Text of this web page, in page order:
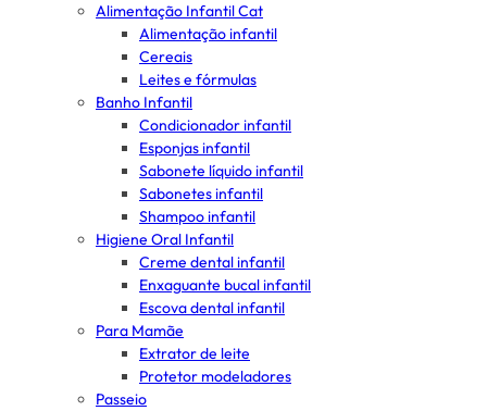
Alimentação Infantil Cat
Alimentação infantil
Cereais
Leites e fórmulas
Banho Infantil
Condicionador infantil
Esponjas infantil
Sabonete líquido infantil
Sabonetes infantil
Shampoo infantil
Higiene Oral Infantil
Creme dental infantil
Enxaguante bucal infantil
Escova dental infantil
Para Mamãe
Extrator de leite
Protetor modeladores
Passeio